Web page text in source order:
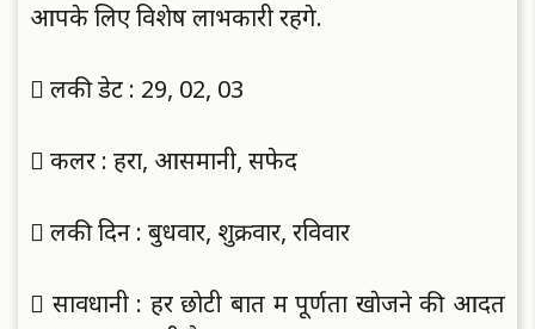
आपके लिए विशेष लाभकारी रहेंगे.
 लकी डेट : 29, 02, 03
 कलर : हरा, आसमानी, सफेद
 लकी दिन : बुधवार, शुक्रवार, रविवार
 सावधानी : हर छाेटी बात में पूर्णता खाेजने की आदत